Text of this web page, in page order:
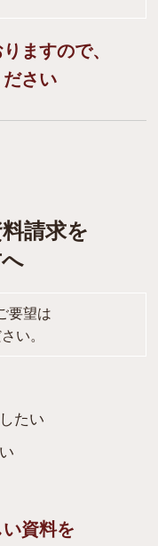
ますので、
さい
請求を
要望は
い。
たい
資料を